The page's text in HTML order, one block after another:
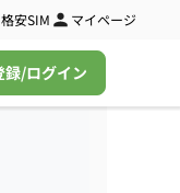
格安SIM マイページ
録/ログイン